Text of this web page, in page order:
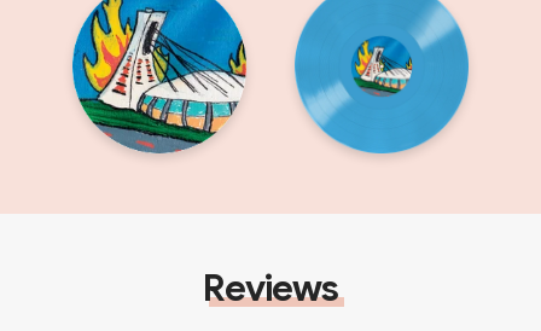
Reviews